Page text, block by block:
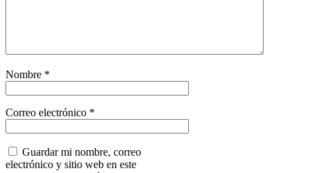
Nombre *
Correo electrónico *
Guardar mi nombre, correo
electrónico y sitio web en este